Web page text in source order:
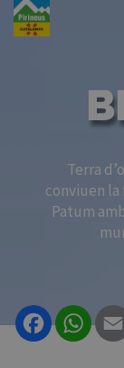
Vés
Terra
conviuen
Patum
Facebook